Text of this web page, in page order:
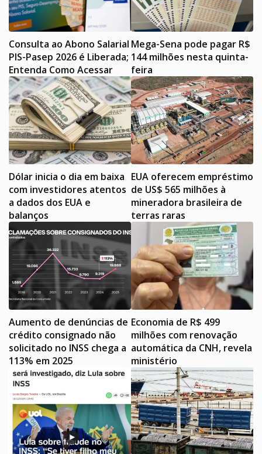
Consulta ao Abono Salarial
PIS-Pasep 2026 é Liberada;
Entenda Como Acessar
Mega-Sena pode pagar R$
144 milhões nesta quinta-
feira
Dólar inicia o dia em baixa
com investidores atentos
a dados dos EUA e
balanços
EUA oferecem empréstimo
de US$ 565 milhões à
mineradora brasileira de
terras raras
Aumento de denúncias de
crédito consignado não
solicitado no INSS chega a
113% em 2025
Economia de R$ 499
milhões com renovação
automática da CNH, revela
ministério